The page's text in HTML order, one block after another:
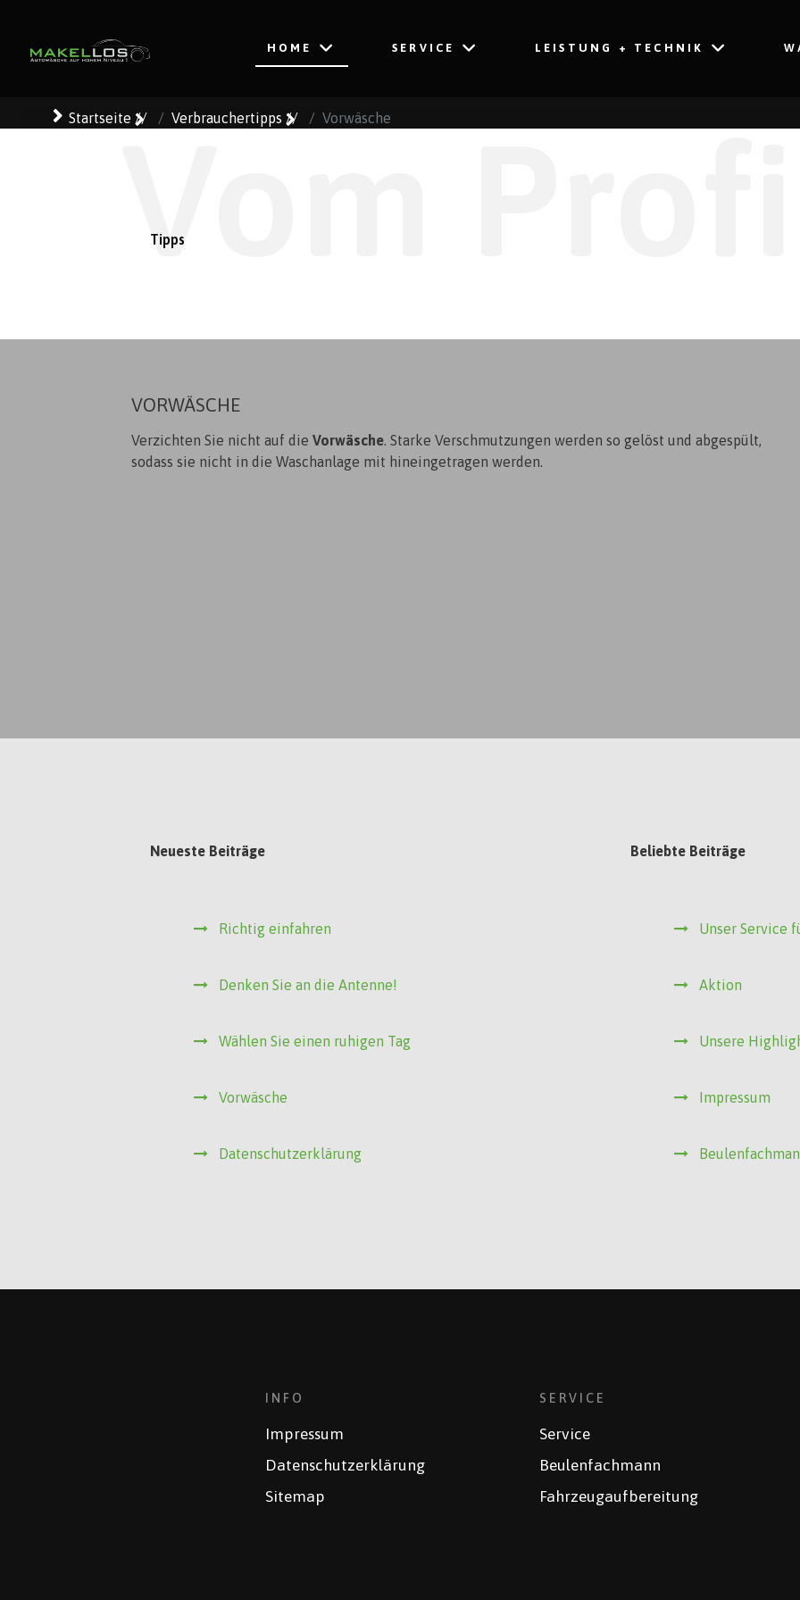
HOME SERVICE LEISTUNG + TECHNIK
Startseite // Verbrauchertipps // Vorwäsche
Tipps
Vom Profi
VORWÄSCHE
Verzichten Sie nicht auf die Vorwäsche. Starke Verschmutzungen werden so gelöst und abgespült,
sodass sie nicht in die Waschanlage mit hineingetragen werden.
Neueste Beiträge
Richtig einfahren
Denken Sie an die Antenne!
Wählen Sie einen ruhigen Tag
Vorwäsche
Datenschutzerklärung
Beliebte Beiträge
Unser Service
Aktion
Unsere
Impressum
INFO
Impressum
Datenschutzerklärung
Sitemap
SERVICE
Service
Beulenfachmann
Fahrzeugaufbereitung